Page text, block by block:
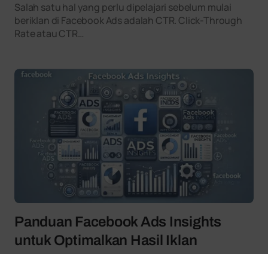
Salah satu hal yang perlu dipelajari sebelum mulai
beriklan di Facebook Ads adalah CTR. Click-Through
Rate atau CTR…
Panduan Facebook Ads Insights
untuk Optimalkan Hasil Iklan